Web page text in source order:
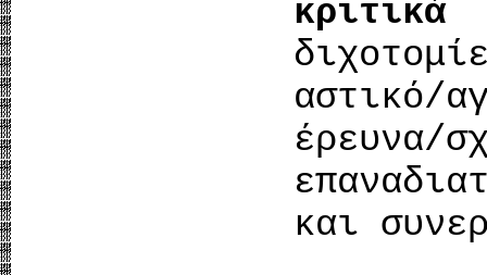
κριτικά
αστικό/
έρευνα/
και